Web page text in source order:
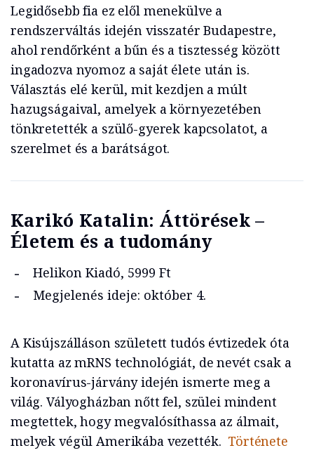
Legidősebb fia ez elől menekülve a
rendszerváltás idején visszatér Budapestre,
ahol rendőrként a bűn és a tisztesség között
ingadozva nyomoz a saját élete után is.
Választás elé kerül, mit kezdjen a múlt
hazugságaival, amelyek a környezetében
tönkretették a szülő-gyerek kapcsolatot, a
szerelmet és a barátságot.
Karikó Katalin: Áttörések –
Életem és a tudomány
Helikon Kiadó, 5999 Ft
Megjelenés ideje: október 4.
A Kisújszálláson született tudós évtizedek óta
kutatta az mRNS technológiát, de nevét csak a
koronavírus-járvány idején ismerte meg a
világ. Vályogházban nőtt fel, szülei mindent
megtettek, hogy megvalósíthassa az álmait,
melyek végül Amerikába vezették. Története